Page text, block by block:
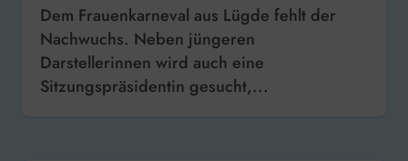
Dem Frauenkarneval aus Lügde fehlt der
Nachwuchs. Neben jüngeren
Darstellerinnen wird auch eine
Sitzungspräsidentin gesucht,...